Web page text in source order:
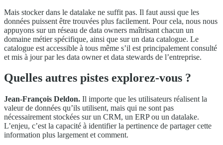
Mais stocker dans le datalake ne suffit pas. Il faut aussi que les
données puissent être trouvées plus facilement. Pour cela, nous nous
appuyons sur un réseau de data owners maîtrisant chacun un
domaine métier spécifique, ainsi que sur un data catalogue. Le
catalogue est accessible à tous même s’il est principalement consulté
et mis à jour par les data owner et data stewards de l’entreprise.
Quelles autres pistes explorez-vous ?
Jean-François Deldon. Il importe que les utilisateurs réalisent la
valeur de données qu’ils utilisent, mais qui ne sont pas
nécessairement stockées sur un CRM, un ERP ou un datalake.
L’enjeu, c’est la capacité à identifier la pertinence de partager cette
information plus largement et comment.